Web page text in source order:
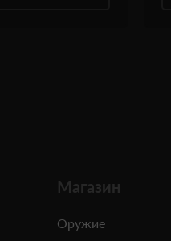
Магазин
Оружие